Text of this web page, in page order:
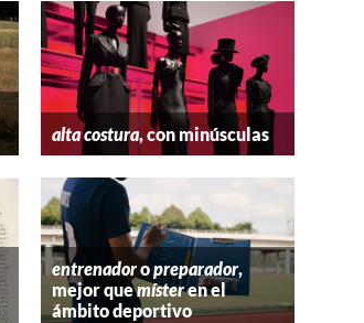
alta costura, con minúsculas
entrenadoropreparador,
mejor quemísteren el
ámbito deportivo